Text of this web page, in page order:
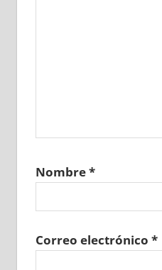
Nombre*
Correo electrónico *